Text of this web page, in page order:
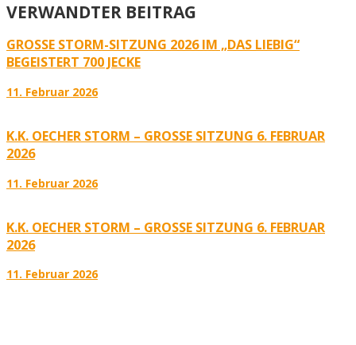
VERWANDTER BEITRAG
GROSSE STORM-SITZUNG 2026 IM „DAS LIEBIG“ B
EGEISTERT 700 JECKE
11. Februar 2026
K.K. OECHER STORM – GROSSE SITZUNG 6. FEBRUAR 2
026
11. Februar 2026
K.K. OECHER STORM – GROSSE SITZUNG 6. FEBRUAR 2
026
11. Februar 2026